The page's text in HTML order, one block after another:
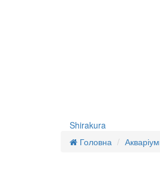
Shirakura
Головна